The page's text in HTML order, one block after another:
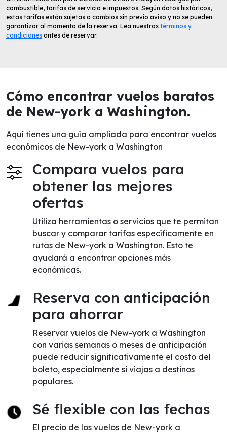
combustible, tarifas de servicio e impuestos. Según datos históricos,
estas tarifas están sujetas a cambios sin previo aviso y no se pueden
garantizar al momento de la reserva. Lea nuestros términos y
condiciones antes de reservar.
Cómo encontrar vuelos baratos
de New-york a Washington.
Aquí tienes una guía ampliada para encontrar vuelos
económicos de New-york a Washington
Compara vuelos para
obtener las mejores
ofertas
Utiliza herramientas o servicios que te permitan
buscar y comparar tarifas específicamente en
rutas de New-york a Washington. Esto te
ayudará a encontrar opciones más
económicas.
Reserva con anticipación
para ahorrar
Reservar vuelos de New-york a Washington
con varias semanas o meses de anticipación
puede reducir significativamente el costo del
boleto, especialmente si viajas a destinos
populares.
Sé flexible con las fechas
El precio de los vuelos de New-york a